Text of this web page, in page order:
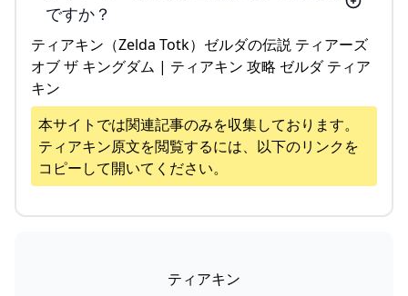
ですか？
ティアキン（Zelda Totk）ゼルダの伝説 ティアーズ
オブ ザ キングダム | ティアキン 攻略 ゼルダ ティア
キン
本サイトでは関連記事のみを収集しております。
ティアキン原文を閲覧するには、以下のリンクを
コピーして開いてください。
ティアキン